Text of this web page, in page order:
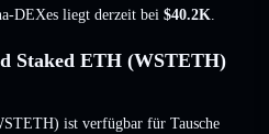
DEXes liegt derzeit bei $40.2K.
Staked ETH (WSTETH)
ist verfügbar für Tausche